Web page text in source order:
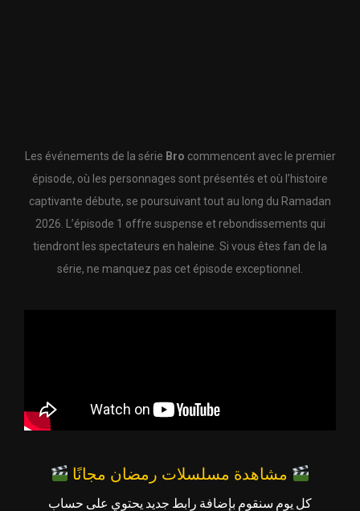
Les événements de la série Bro commencent avec le premier
épisode, où les personnages sont présentés et où l’histoire
captivante débute, se poursuivant tout au long du Ramadan
2026. L’épisode 1 offre suspense et rebondissements qui
tiendront les spectateurs en haleine. Si vous êtes fan de la
série, ne manquez pas cet épisode exceptionnel.
كل يوم سنقوم بإضافة رابط جديد يحتوي على حساب